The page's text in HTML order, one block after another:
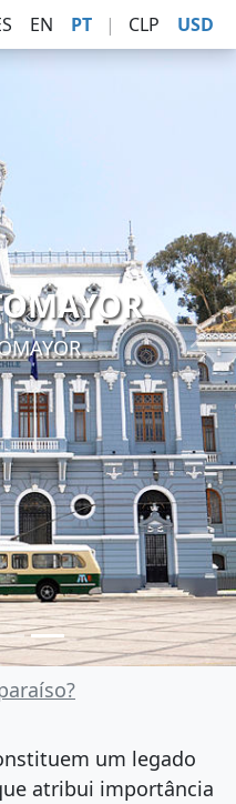
EN PT | CLP USD
um legado
atribui importância